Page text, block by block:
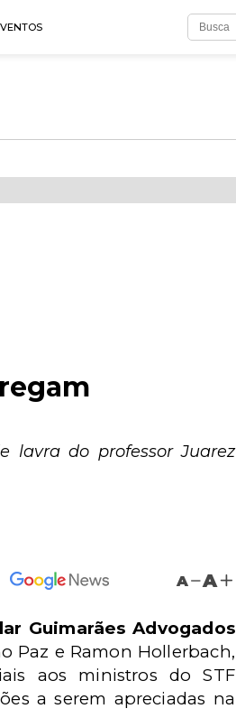
lavra do professor Juarez
A A
Guimarães Advogados
Paz e Ramon Hollerbach,
aos ministros do STF
a serem apreciadas na